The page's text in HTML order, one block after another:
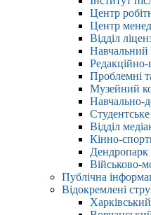
Центр
Центр
Відділ
Навчальний
Редакційно-
Проблемні
Музейний
Навчально-
Студентське
Відділ
Кінно-
Дендропарк
Військово-
Публічна
Відокремлені